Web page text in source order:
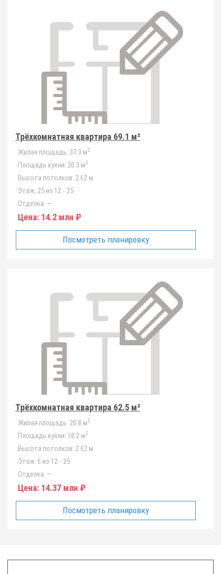
Трёхкомнатная квартира 69.1 м²
Жилая площадь: 37.3 м2
Площадь кухни: 20.3 м2
Высота потолков: 2.62 м
Этаж: 25 из 12 - 25
Отделка: —
Цена: 14.2 млн ₽
Посмотреть планировку
Трёхкомнатная квартира 62.5 м²
Жилая площадь: 20.8 м2
Площадь кухни: 18.2 м2
Высота потолков: 2.62 м
Этаж: 6 из 12 - 25
Отделка: —
Цена: 14.37 млн ₽
Посмотреть планировку